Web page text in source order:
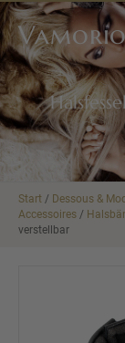
Start / Dessous &
Accessoires /
verstellbar